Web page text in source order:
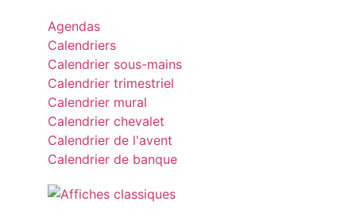
Agendas
Calendriers
Calendrier sous-mains
Calendrier trimestriel
Calendrier mural
Calendrier chevalet
Calendrier de l'avent
Calendrier de banque